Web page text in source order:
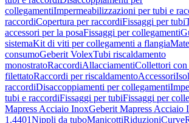
collegamentiImpermeabilizzazioni per tubi e
raccordiCopertura per raccordiFissaggi per tubi
accessori per la posaFissaggi per collegamenti
sistemaKit di viti per collegamenti a flangia
consumoGeberit VolexTubi riscaldamento
monostratoRaccordiAllacciamentiCollettori con
filettatoRaccordi per riscaldamentoAccessori
raccordiDisaccoppiamenti per collegamenti
tubi e raccordiFissaggi per tubiFissaggi per
Mapress Acciaio InoxGeberit Mapress Acciaio
1.4401Nippli da tuboManicottiRiduzioniCurve